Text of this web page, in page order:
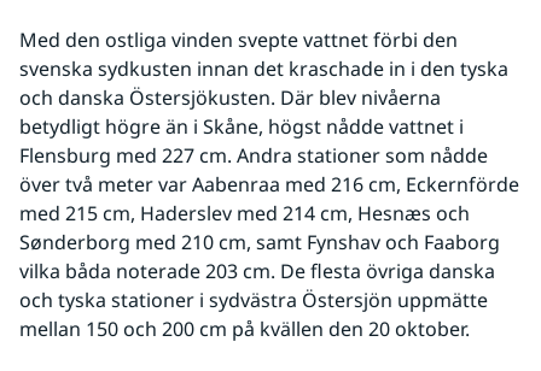
Med den ostliga vinden svepte vattnet förbi den
svenska sydkusten innan det kraschade in i den tyska
och danska Östersjökusten. Där blev nivåerna
betydligt högre än i Skåne, högst nådde vattnet i
Flensburg med 227 cm. Andra stationer som nådde
över två meter var Aabenraa med 216 cm, Eckernförde
med 215 cm, Haderslev med 214 cm, Hesnæs och
Sønderborg med 210 cm, samt Fynshav och Faaborg
vilka båda noterade 203 cm. De flesta övriga danska
och tyska stationer i sydvästra Östersjön uppmätte
mellan 150 och 200 cm på kvällen den 20 oktober.